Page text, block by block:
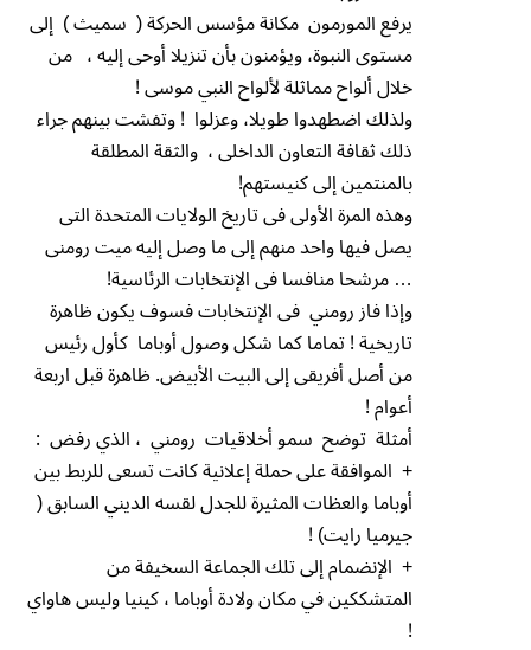
يرفع المورمون مكانة مؤسس الحركة ( سميث ) إلى
مستوى النبوة، ويؤمنون بأن تنزيلا أوحى إليه ، من
خلال ألواح مماثلة لألواح النبي موسى !
ولذلك اضطهدوا طويلا، وعزلوا ! وتفشت بينهم جراء
ذلك ثقافة التعاون الداخلى ، والثقة المطلقة
بالمنتمين إلى كنيستهم!
وهذه المرة الأولى فى تاريخ الولايات المتحدة التى
يصل فيها واحد منهم إلى ما وصل إليه ميت رومنى
… مرشحا منافسا فى الإنتخابات الرئاسية!
وإذا فاز رومني فى الإنتخابات فسوف يكون ظاهرة
تاريخية ! تماما كما شكل وصول أوباما كأول رئيس
من أصل أفريقى إلى البيت الأبيض. ظاهرة قبل اربعة
أعوام !
أمثلة توضح سمو أخلاقيات رومني ، الذي رفض :
+ الموافقة على حملة إعلانية كانت تسعى للربط بين
أوباما والعظات المثيرة للجدل لقسه الديني السابق (
جيرميا رايت) !
+ الإنضمام إلى تلك الجماعة السخيفة من
المتشككين في مكان ولادة أوباما ، كينيا وليس هاواي
!